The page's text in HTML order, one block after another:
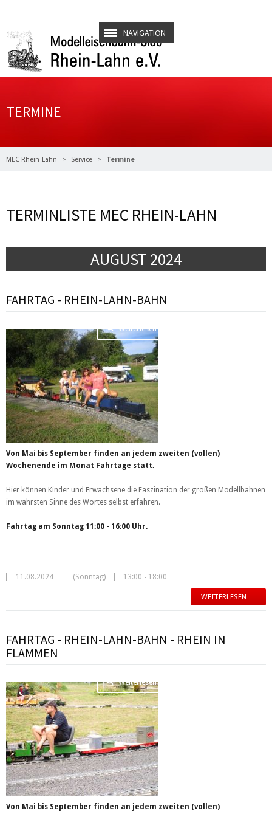
NAVIGATION
TERMINE
MEC Rhein-Lahn Service Termine
TERMINLISTE MEC RHEIN-LAHN
AUGUST 2024
FAHRTAG - RHEIN-LAHN-BAHN
Weiterlesen …
Von Mai bis September finden an jedem zweiten (vollen)
Wochenende im Monat Fahrtage statt.
Hier können Kinder und Erwachsene die Faszination der großen Modellbahnen
im wahrsten Sinne des Wortes selbst erfahren.
Fahrtag am Sonntag 11:00 - 16:00 Uhr.
11.08.2024 (Sonntag) 13:00 - 18:00
WEITERLESEN …
FAHRTAG - RHEIN-LAHN-BAHN - RHEIN IN
FLAMMEN
Weiterlesen …
Von Mai bis September finden an jedem zweiten (vollen)